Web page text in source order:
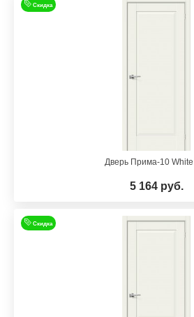
Скидка
Дверь Прима-10
5 164 руб.
Скидка